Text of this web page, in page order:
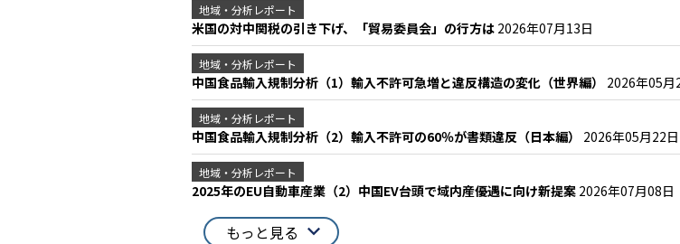
地域・分析レポート
米国の対中関税の引き下げ、「貿易委員会」の行方は 2026年07月13日
地域・分析レポート
中国食品輸入規制分析（1）輸入不許可急増と違反構造の変化（世界編） 2026年05月
地域・分析レポート
中国食品輸入規制分析（2）輸入不許可の60％が書類違反（日本編） 2026年05月22日
地域・分析レポート
2025年のEU自動車産業（2）中国EV台頭で域内産優遇に向け新提案 2026年07月08日
もっと見る